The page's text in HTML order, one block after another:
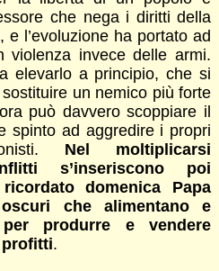
che nega i diritti della
e l’evoluzione ha portato ad
violenza invece delle armi.
elevarlo a principio, che si
un nemico più forte
può davvero scoppiare il
spinto ad aggredire i propri
Nel moltiplicarsi
s’inseriscono poi
domenica Papa
che alimentano e
produrre e vendere
profitti.